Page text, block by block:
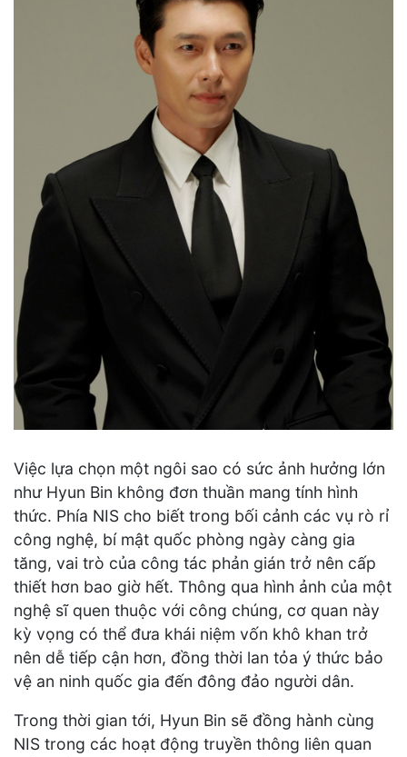
Việc lựa chọn một ngôi sao có sức ảnh hưởng lớn
như Hyun Bin không đơn thuần mang tính hình
thức. Phía NIS cho biết trong bối cảnh các vụ rò rỉ
công nghệ, bí mật quốc phòng ngày càng gia
tăng, vai trò của công tác phản gián trở nên cấp
thiết hơn bao giờ hết. Thông qua hình ảnh của một
nghệ sĩ quen thuộc với công chúng, cơ quan này
kỳ vọng có thể đưa khái niệm vốn khô khan trở
nên dễ tiếp cận hơn, đồng thời lan tỏa ý thức bảo
vệ an ninh quốc gia đến đông đảo người dân.
Trong thời gian tới, Hyun Bin sẽ đồng hành cùng
NIS trong các hoạt động truyền thông liên quan